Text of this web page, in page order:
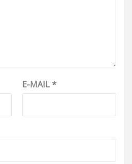
E-MAIL*